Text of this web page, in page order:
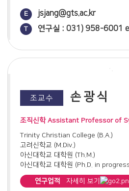
(2024)
복음서에 나타난 '보리떡과 물고기 기
복음서에 나타난 '보리떡과 물고기 기
연구(2025)
마태복음의 지상명령에 나타난 '임마
입양에 대한 신학적 조명과 목회적 접
기독교 결혼예식에 관한 고찰(2021)
메타버스 시대의 도래와 교회의 대응
북한이탈주민 정착을 위한 교회 프로
필립 멜랑히톤(Philip Melanchthon)의
(2026)
E jsjang@gts.ac.kr
T 연구실 : 031) 958-6001
조교수 손광식
조직신학 Assistant Professor of
Trinity Christian College (B.A.)
고려신학교 (M.Div.)
아신대학교 대학원 (Th.M.)
아신대학교 대학원 (Ph.D. in
연구업적 자세히 보기